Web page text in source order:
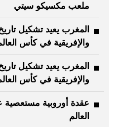
ملعب مكسيكو سيتي
المغرب يعيد تشكيل
والإفريقية في كأس
المغرب يعيد تشكيل
والإفريقية في كأس
عقدة أوروبية
العالم